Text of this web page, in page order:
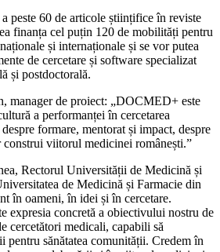
peste 60 de articole științifice în reviste
finanța cel puțin 120 de mobilități pentru
și internaționale și se vor putea
de cercetare și software specializat
și postdoctorală.
manager de proiect: „DOCMED+ este
a performanței în cercetarea
formare, mentorat și impact, despre
viitorul medicinei românești.”
Rectorul Universității de Medicină și
de Medicină și Farmacie din
în oameni, în idei și în cercetare.
expresia concretă a obiectivului nostru de
cercetători medicali, capabili să
pentru sănătatea comunității. Credem în